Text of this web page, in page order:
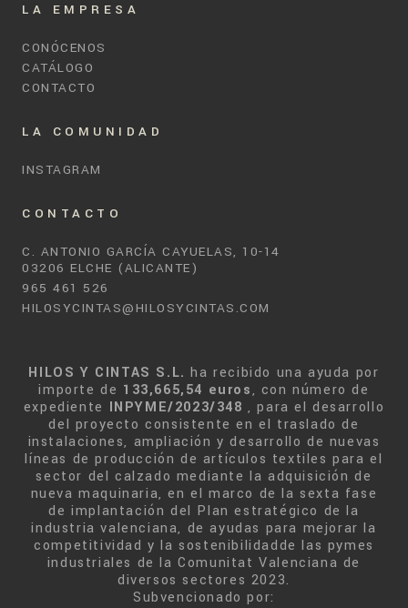
LA EMPRESA
CONÓCENOS
CATÁLOGO
CONTACTO
LA COMUNIDAD
INSTAGRAM
CONTACTO
C. ANTONIO GARCÍA CAYUELAS, 10-14
03206 ELCHE (ALICANTE)
965 461 526
HILOSYCINTAS@HILOSYCINTAS.COM
HILOS Y CINTAS S.L. ha recibido una ayuda por
importe de 133,665,54 euros, con número de
expediente INPYME/2023/348 , para el desarrollo
del proyecto consistente en el traslado de
instalaciones, ampliación y desarrollo de nuevas
líneas de producción de artículos textiles para el
sector del calzado mediante la adquisición de
nueva maquinaria, en el marco de la sexta fase
de implantación del Plan estratégico de la
industria valenciana, de ayudas para mejorar la
competitividad y la sostenibilidadde las pymes
industriales de la Comunitat Valenciana de
diversos sectores 2023.
Subvencionado por: